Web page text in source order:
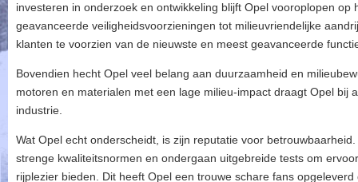
investeren in onderzoek en ontwikkeling blijft Opel vooroplopen op
geavanceerde veiligheidsvoorzieningen tot milieuvriendelijke
klanten te voorzien van de nieuwste en meest geavanceerde
Bovendien hecht Opel veel belang aan duurzaamheid en
motoren en materialen met een lage milieu-impact draagt Opel bij
industrie.
Wat Opel echt onderscheidt, is zijn reputatie voor
strenge kwaliteitsnormen en ondergaan uitgebreide tests om
rijplezier bieden. Dit heeft Opel een trouwe schare fans